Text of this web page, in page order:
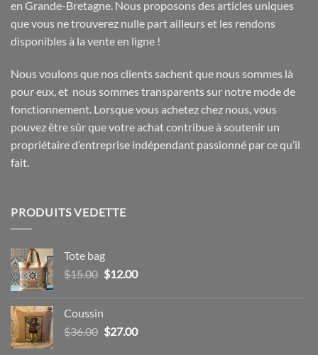
en Grande-Bretagne. Nous proposons des articles uniques
que vous ne trouverez nulle part ailleurs et les rendons
disponibles à la vente en ligne !
Nous voulons que nos clients sachent que nous sommes là
pour eux, et nous sommes transparents sur notre mode de
fonctionnement. Lorsque vous achetez chez nous, vous
pouvez être sûr que votre achat contribue à soutenir un
propriétaire d’entreprise indépendant passionné par ce qu’il
fait.
PRODUITS VEDETTE
Tote bag
$15.00 Le
était :
$15.00.
$12.00Le
$12.00.
Coussin
$36.00 Le
$27.00Le